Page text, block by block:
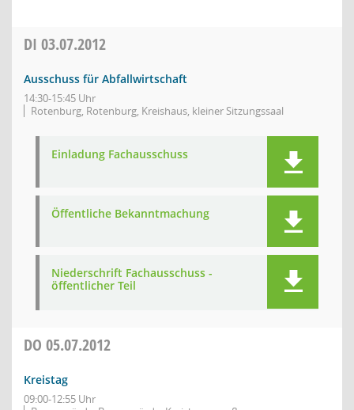
DI 03.07.2012
Ausschuss für Abfallwirtschaft
14:30-15:45 Uhr
Rotenburg, Rotenburg, Kreishaus, kleiner Sitzungssaal
Einladung Fachausschuss
Öffentliche Bekanntmachung
Niederschrift Fachausschuss -
öffentlicher Teil
DO 05.07.2012
Kreistag
09:00-12:55 Uhr